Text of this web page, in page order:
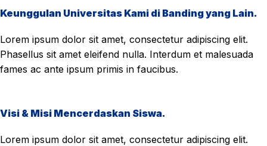
Keunggulan Universitas Kami di Banding yang Lain.
Lorem ipsum dolor sit amet, consectetur adipiscing elit.
Phasellus sit amet eleifend nulla. Interdum et malesuada
fames ac ante ipsum primis in faucibus.
Visi & Misi Mencerdaskan Siswa.
Lorem ipsum dolor sit amet, consectetur adipiscing elit.